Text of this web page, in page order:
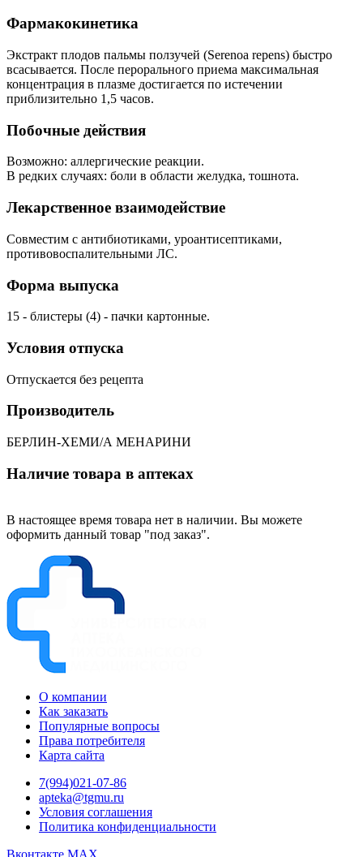
Фармакокинетика
Экстракт плодов пальмы ползучей (Serenoa repens) быстро
всасывается. После перорального приема максимальная
концентрация в плазме достигается по истечении
приблизительно 1,5 часов.
Побочные действия
Возможно: аллергические реакции.
В редких случаях: боли в области желудка, тошнота.
Лекарственное взаимодействие
Совместим с антибиотиками, уроантисептиками,
противовоспалительными ЛС.
Форма выпуска
15 - блистеры (4) - пачки картонные.
Условия отпуска
Отпускается без рецепта
Производитель
БЕРЛИН-ХЕМИ/А МЕНАРИНИ
Наличие товара в аптеках
В настоящее время товара нет в наличии. Вы можете
оформить данный товар "под заказ".
О компании
Как заказать
Популярные вопросы
Права потребителя
Карта сайта
7(994)021-07-86
apteka@tgmu.ru
Условия соглашения
Политика конфиденциальности
Вконтакте MAX